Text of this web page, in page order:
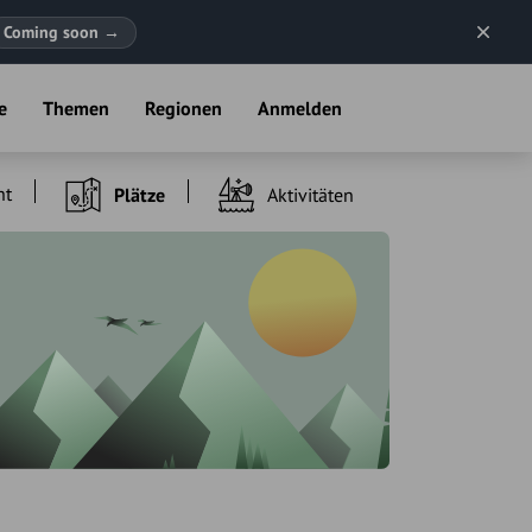
Coming soon →
Themen Regionen Anmelden
Plätze Aktivitäten